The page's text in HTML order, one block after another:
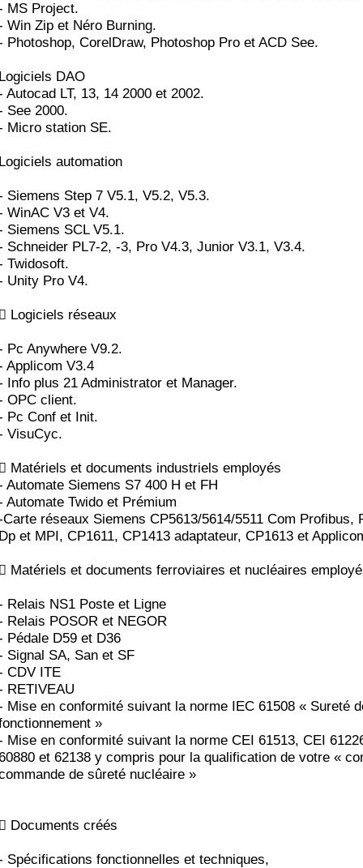
MS Project.
Win Zip et Néro Burning.
Photoshop, CorelDraw, Photoshop Pro et ACD See.
DAO
Autocad LT, 13, 14 2000 et 2002.
See 2000.
Micro station SE.
automation
Siemens Step 7 V5.1, V5.2, V5.3.
WinAC V3 et V4.
Siemens SCL V5.1.
Schneider PL7-2, -3, Pro V4.3, Junior V3.1, V3.4.
Twidosoft.
Unity Pro V4.
Logiciels réseaux
Pc Anywhere V9.2.
Applicom V3.4
Info plus 21 Administrator et Manager.
OPC client.
Pc Conf et Init.
VisuCyc.
Matériels et documents industriels employés
Automate Siemens S7 400 H et FH
Automate Twido et Prémium
Carte réseaux Siemens CP5613/5614/5511 Com Profibus,
et MPI, CP1611, CP1413 adaptateur, CP1613 et
Matériels et documents ferroviaires et nucléaires
Relais NS1 Poste et Ligne
Relais POSOR et NEGOR
Pédale D59 et D36
Signal SA, San et SF
CDV ITE
RETIVEAU
Mise en conformité suivant la norme IEC 61508 « Sureté
»
Mise en conformité suivant la norme CEI 61513, CEI
et 62138 y compris pour la qualification de votre «
de sûreté nucléaire »
Documents créés
Spécifications fonctionnelles et techniques,